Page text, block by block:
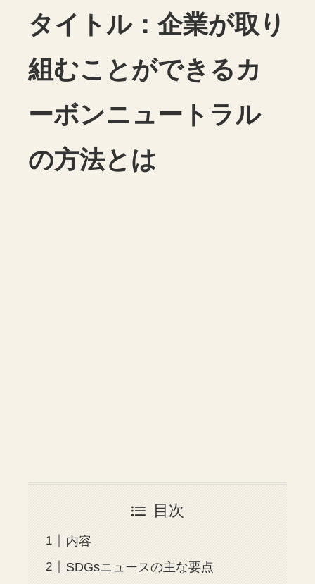
タイトル：企業が取り
組むことができるカ
ーボンニュートラル
の方法とは
目次
内容
SDGsニュースの主な要点